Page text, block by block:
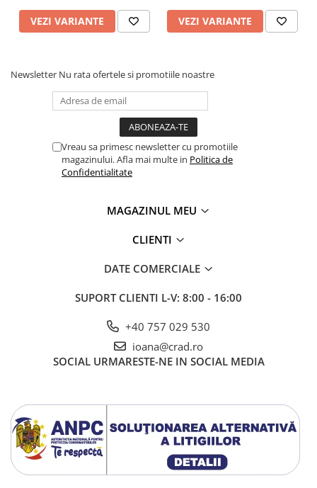
VEZI VARIANTE VEZI VARIANTE
Newsletter Nu rata ofertele si promotiile noastre
Vreau sa primesc newsletter cu promotiile
magazinului. Afla mai multe in Politica de
Confidentialitate
MAGAZINUL MEU
CLIENTI
DATE COMERCIALE
SUPORT CLIENTI L-V: 8:00 - 16:00
+40 757 029 530
ioana@crad.ro
SOCIAL URMARESTE-NE IN SOCIAL MEDIA